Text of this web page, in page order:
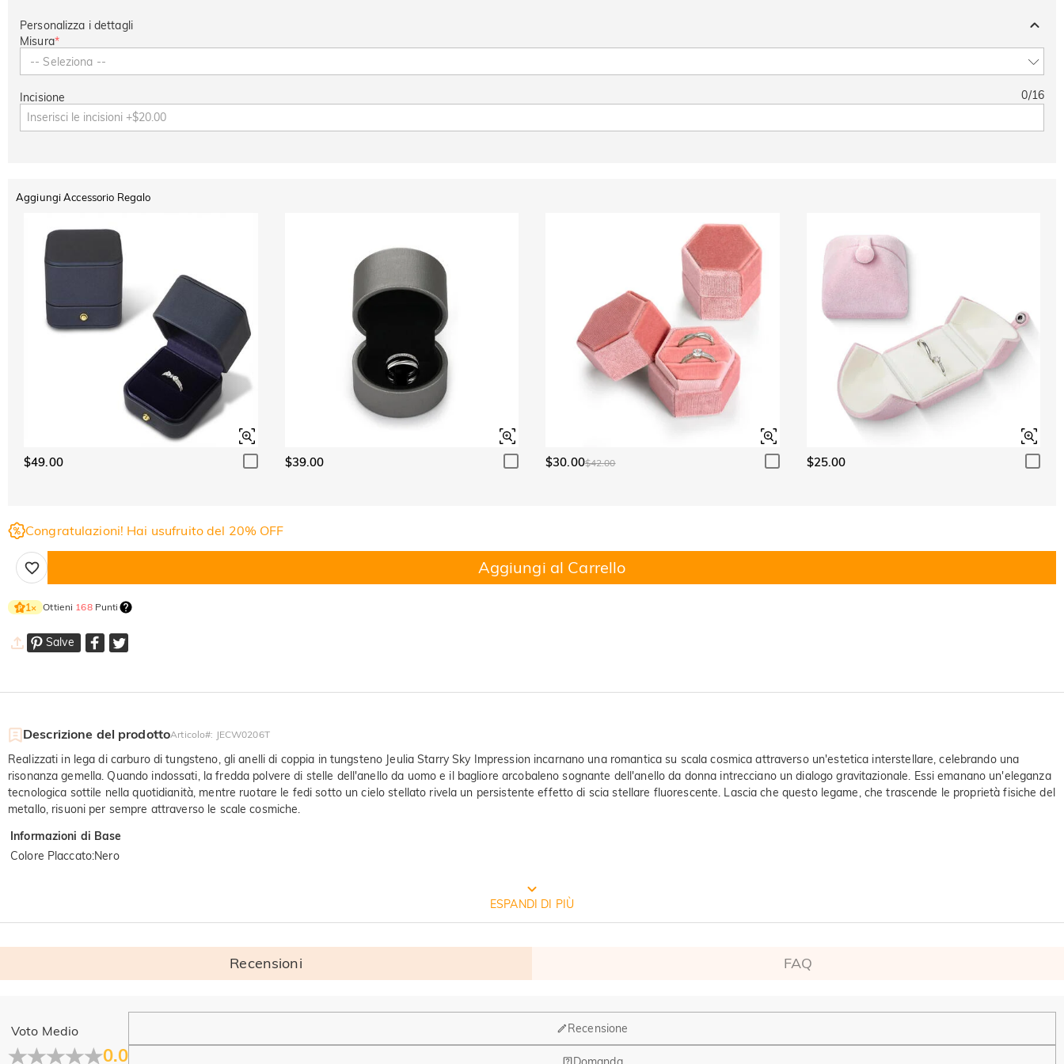
Personalizza i dettagli
Misura*
-- Seleziona --
Incisione 0/16
Aggiungi Accessorio Regalo
$49.00 $39.00 $30.00$42.00 $25.00
Congratulazioni! Hai usufruito del 20% OFF
Aggiungi al Carrello
1× Ottieni 168Punti
Salve
Descrizione del prodottoArticolo#: JECW0206T
Realizzati in lega di carburo di tungsteno, gli anelli di coppia in tungsteno Jeulia Starry Sky Impression incarnano una romantica su scala cosmica attraverso un'estetica interstellare, celebrando una
risonanza gemella. Quando indossati, la fredda polvere di stelle dell'anello da uomo e il bagliore arcobaleno sognante dell'anello da donna intrecciano un dialogo gravitazionale. Essi emanano un'eleganza
tecnologica sottile nella quotidianità, mentre ruotare le fedi sotto un cielo stellato rivela un persistente effetto di scia stellare fluorescente. Lascia che questo legame, che trascende le proprietà fisiche del
metallo, risuoni per sempre attraverso le scale cosmiche.
Informazioni di Base
Colore Placcato:Nero
CONFEZIONE GRATUITA JEULIA
ESPANDI DI PIÙ
Recensioni FAQ
Voto Medio
0.0
Recensione
Generale
Dove si trova la tua azienda?